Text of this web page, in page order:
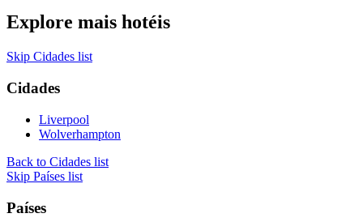
Explore mais hotéis
Skip Cidades list
Cidades
Liverpool
Wolverhampton
Back to Cidades list
Skip Países list
Países